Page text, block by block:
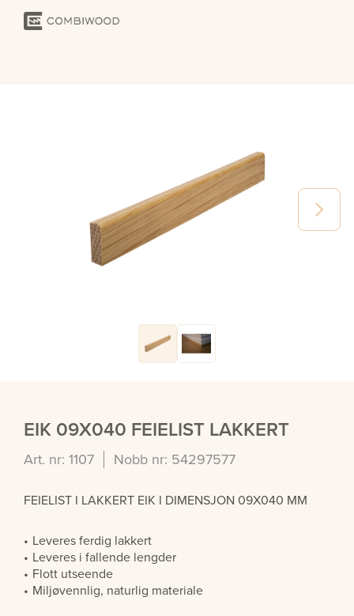
EIK 09X040 FEIELIST LAKKERT
Art. nr: 1107 Nobb nr: 54297577
FEIELIST I LAKKERT EIK I DIMENSJON 09X040 MM
Leveres ferdig lakkert
Leveres i fallende lengder
Flott utseende
Miljøvennlig, naturlig materiale